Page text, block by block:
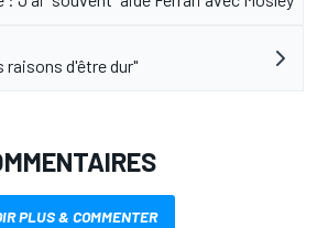
raisons d'être dur"
PLUS & COMMENTER